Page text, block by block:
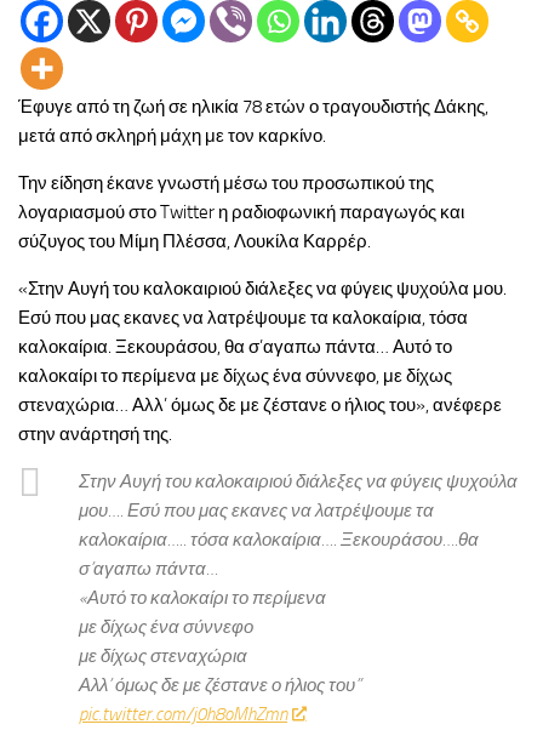
Έφυγε από τη ζωή σε ηλικία 78 ετών ο τραγουδιστής Δάκης,
μετά από σκληρή μάχη με τον καρκίνο.
Την είδηση έκανε γνωστή μέσω του προσωπικού της
λογαριασμού στο Twitter η ραδιοφωνική παραγωγός και
σύζυγος του Μίμη Πλέσσα, Λουκίλα Καρρέρ.
«Στην Αυγή του καλοκαιριού διάλεξες να φύγεις ψυχούλα μου.
Εσύ που μας εκανες να λατρέψουμε τα καλοκαίρια, τόσα
καλοκαίρια. Ξεκουράσου, θα σ’αγαπω πάντα… Αυτό το
καλοκαίρι το περίμενα με δίχως ένα σύννεφο, με δίχως
στεναχώρια… Αλλ’ όμως δε με ζέστανε ο ήλιος του», ανέφερε
στην ανάρτησή της.
Στην Αυγή του καλοκαιριού διάλεξες να φύγεις ψυχούλα
μου…. Εσύ που μας εκανες να λατρέψουμε τα
καλοκαίρια….. τόσα καλοκαίρια…. Ξεκουράσου….θα
σ’αγαπω πάντα…
«Αυτό το καλοκαίρι το περίμενα
με δίχως ένα σύννεφο
με δίχως στεναχώρια
Αλλ’ όμως δε με ζέστανε ο ήλιος του”
pic.twitter.com/j0h8oMhZmn